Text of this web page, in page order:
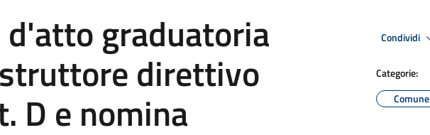
graduatoria
direttivo
D e nomina
Condividi
Categorie:
Comune